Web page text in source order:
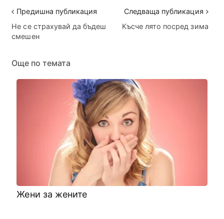
Предишна публикация
Не се страхувай да бъдеш
смешен
Следваща публикация
Късче лято посред зима
Още по темата
Жени за жените